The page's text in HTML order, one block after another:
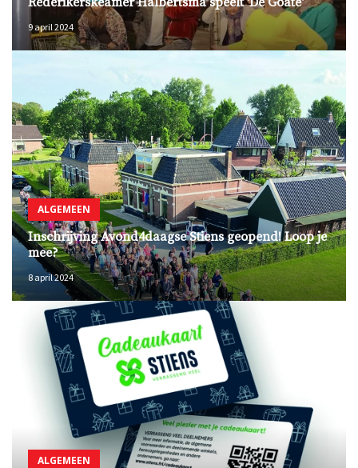
9 april 2024
ALGEMEEN
Inschrijving Avond4daagse Stiens geopend! Loop je
mee?
8 april 2024
ALGEMEEN